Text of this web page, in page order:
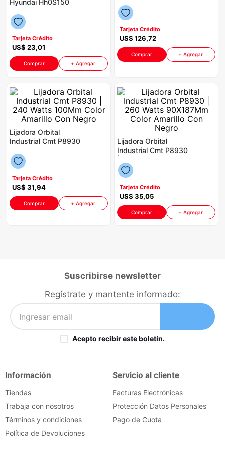
Hyundai Hh0S150
Color Negro
Tarjeta Crédito
US$ 23,01
Comprar + Agregar
opm Color Blanco
Tarjeta Crédito
US$ 126,72
Comprar + Agregar
Lijadora Orbital
Industrial Cmt P8930
Color Amarillo Con
Negro
Tarjeta Crédito
US$ 31,94
Comprar + Agregar
Lijadora Orbital
Industrial Cmt P8930
90X187Mm Color
Amarillo Con Negro
Tarjeta Crédito
US$ 35,05
Comprar + Agregar
Suscribirse newsletter
Regístrate y mantente informado:
Acepto recibir este boletín.
Información
Tiendas
Trabaja con nosotros
Términos y condiciones
Política de Devoluciones
Servicio al cliente
Facturas Electrónicas
Protección Datos Personales
Pago de Cuota
congelador
10